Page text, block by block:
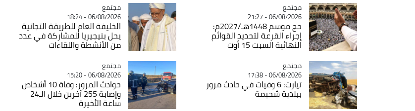
Catégorie
مجتمع
06/08/2026 - 21:27
حج موسم 1448هـ/2027م:
إجراء القرعة لتحديد القوائم
النهائية السبت 15 أوت
Catégorie
مجتمع
06/08/2026 - 18:24
الخليفة العام للطريقة التجانية
يحل بنيجيريا للمشاركة في عدد
من الأنشطة واللقاءات
Catégorie
مجتمع
06/08/2026 - 17:38
تيارت: 6 وفيات في حادث مرور
ببلدية شحيمة
Catégorie
مجتمع
06/08/2026 - 15:20
حوادث المرور: وفاة 10 أشخاص
وإصابة 255 آخرين خلال الـ24
ساعة الأخيرة